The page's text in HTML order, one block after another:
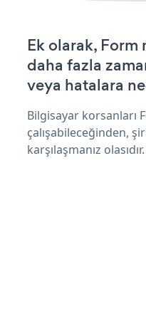
Ek olarak,
daha fazla
veya hatalara
Bilgisayar korsanları
çalışabileceğinden,
karşılaşmanız olasıdır.